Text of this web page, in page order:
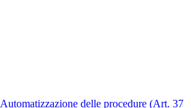
Automatizzazione delle procedure (Art. 37